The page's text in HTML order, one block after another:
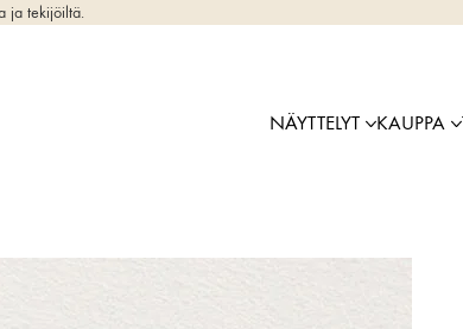
ja tekijöiltä.
NÄYTTELYT KAUPPA